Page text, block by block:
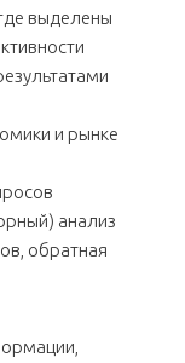
выделены
и рынке
анализ
обратная